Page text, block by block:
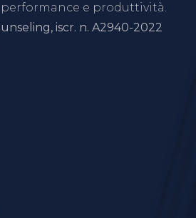
e produttività.
iscr. n. A2940-2022